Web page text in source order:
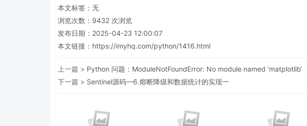
本文标签：无
浏览次数： 9432 次浏览
发布日期：2025-04-23 12:00:07
本文链接： https://imyhq.com/python/1416.html
上一篇 > Python 问题：ModuleNotFoundError: No module named ‘matplotlib‘
下一篇 > Sentinel源码—6.熔断降级和数据统计的实现一